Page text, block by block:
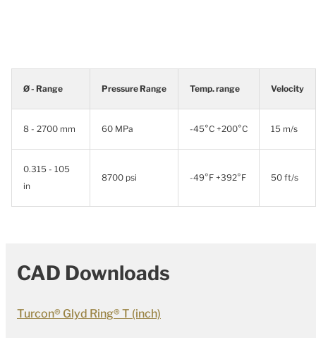
Ø - Range Pressure Range Temp. range Velocity
8 - 2700 mm 60 MPa -45°C +200°C 15 m/s
0.315 - 105
in
8700 psi -49°F +392°F 50 ft/s
CAD Downloads
Turcon® Glyd Ring® T (inch)